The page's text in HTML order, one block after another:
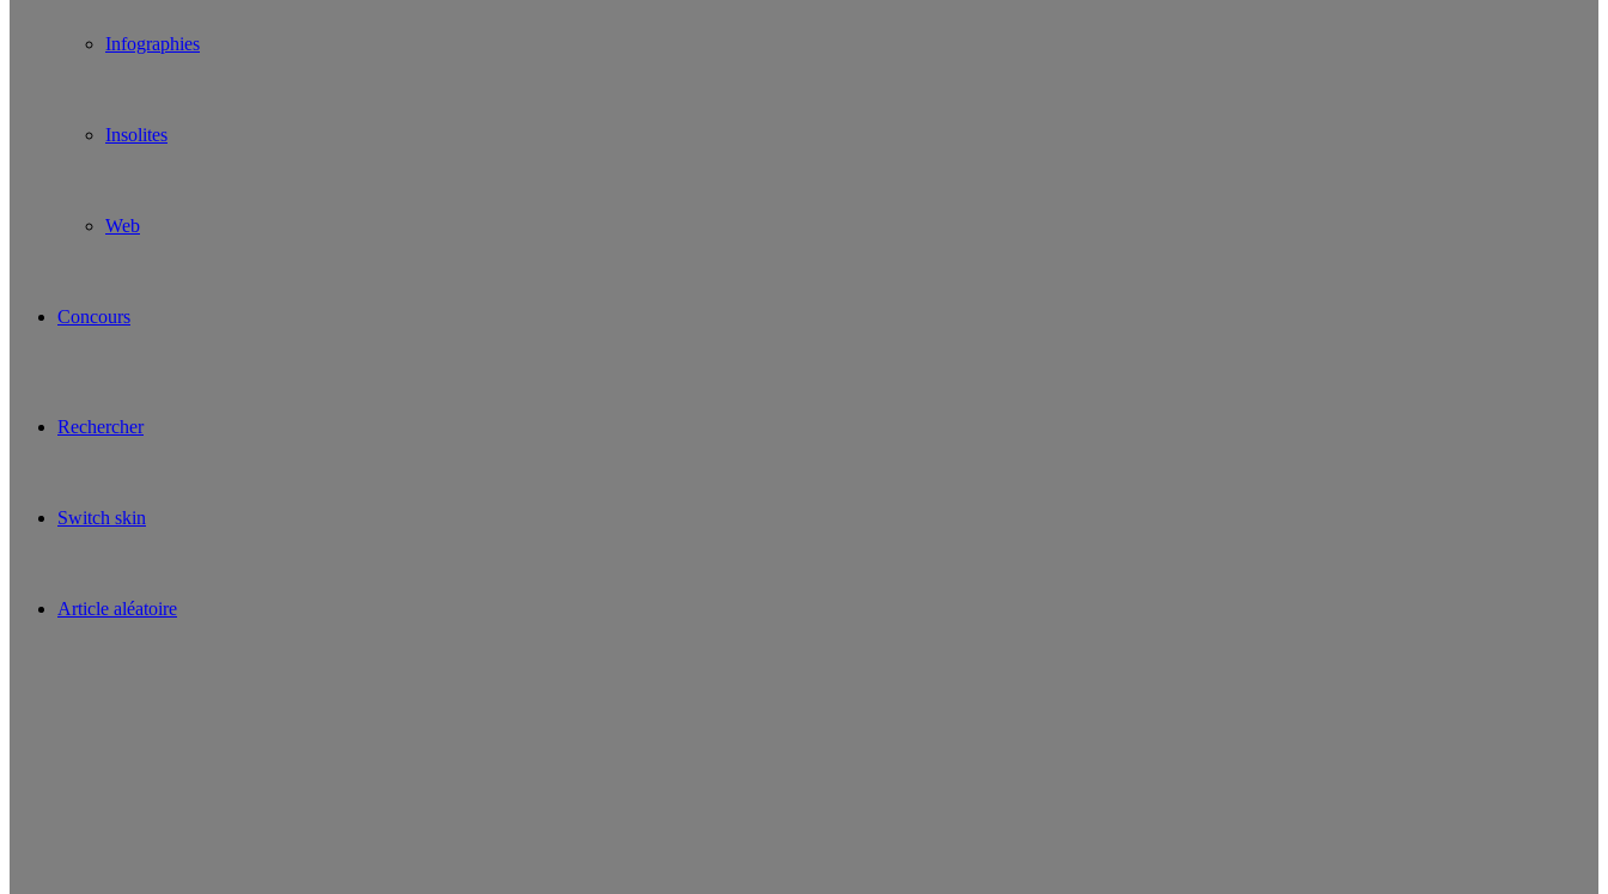
Infographies
Insolites
Web
Concours
Rechercher
Switch skin
Article aléatoire